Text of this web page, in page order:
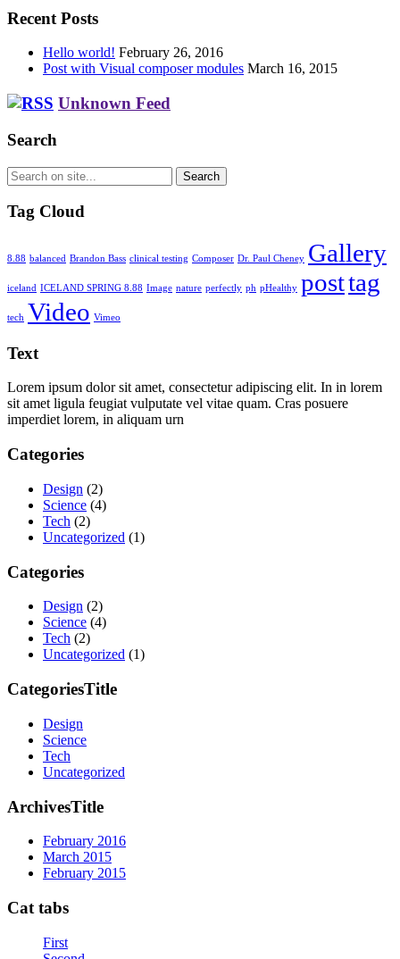
Recent Posts
Hello world! February 26, 2016
Post with Visual composer modules March 16, 2015
Unknown Feed
Search
Tag Cloud
8.88 balanced Brandon Bass clinical testing Composer Dr. Paul Cheney Gallery
iceland ICELAND SPRING 8.88 Image nature perfectly ph pHealthy posttag
tech Video Vimeo
Text
Lorem ipsum dolor sit amet, consectetur adipiscing elit. In in lorem
sit amet ligula feugiat vulputate vel vitae quam. Cras posuere
imperdiet lorem, in aliquam urn
Categories
Design (2)
Science (4)
Tech (2)
Uncategorized (1)
Categories
Design (2)
Science (4)
Tech (2)
Uncategorized (1)
CategoriesTitle
Design
Science
Tech
Uncategorized
ArchivesTitle
February 2016
March 2015
February 2015
Cat tabs
First